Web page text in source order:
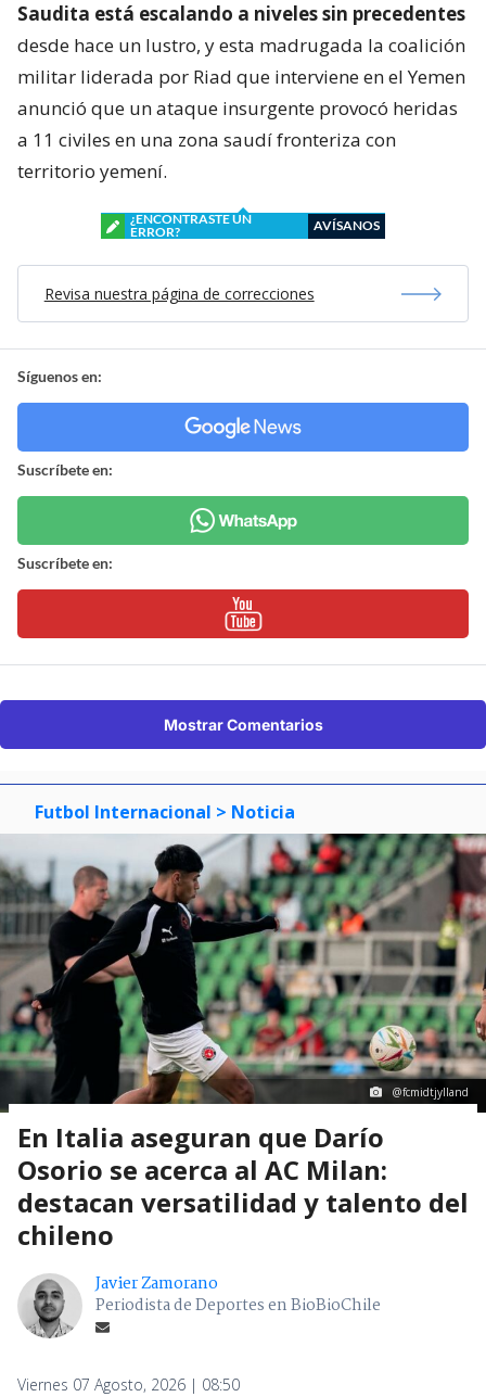
Saudita está escalando a niveles sin precedentes
desde hace un lustro, y esta madrugada la coalición
militar liderada por Riad que interviene en el Yemen
anunció que un ataque insurgente provocó heridas
a 11 civiles en una zona saudí fronteriza con
territorio yemení.
¿ENCONTRASTE UN
ERROR?
AVÍSANOS
Revisa nuestra página de correcciones
Síguenos en:
Suscríbete en:
Suscríbete en:
Mostrar Comentarios
Futbol Internacional > Noticia
@fcmidtjylland
En Italia aseguran que Darío
Osorio se acerca al AC Milan:
destacan versatilidad y talento del
chileno
Javier Zamorano
Periodista de Deportes en BioBioChile
Viernes 07 Agosto, 2026 | 08:50